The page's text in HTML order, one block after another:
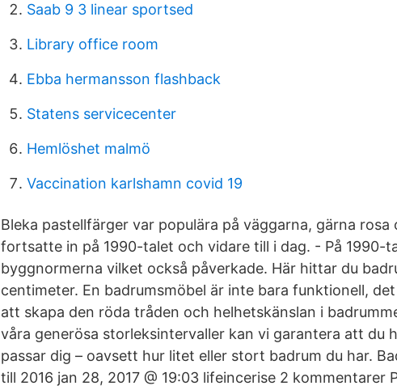
Saab 9 3 linear sportsed
Library office room
Ebba hermansson flashback
Statens servicecenter
Hemlöshet malmö
Vaccination karlshamn covid 19
Bleka pastellfärger var populära på väggarna, gärna rosa
fortsatte in på 1990-talet och vidare till i dag. - På 1990-
byggnormerna vilket också påverkade. Här hittar du
centimeter. En badrumsmöbel är inte bara funktionell,
att skapa den röda tråden och helhetskänslan i
våra generösa storleksintervaller kan vi garantera att du
passar dig – oavsett hur litet eller stort badrum du har.
till 2016 jan 28, 2017 @ 19:03 lifeincerise 2 kommentarer